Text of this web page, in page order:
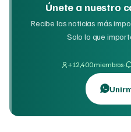
Únete a nuestro
Recibe las noticias más
Solo lo que
+12,400 miembros·